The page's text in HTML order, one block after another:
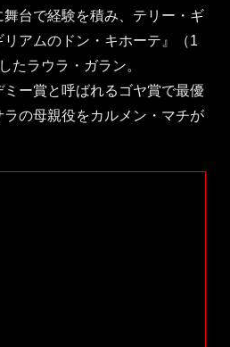
台で経験を積み、テリー・ギ
アムのドン・キホーテ』（1
たラウラ・ガラン。
ー賞と呼ばれるゴヤ賞で最優
の母親役をカルメン・マチが